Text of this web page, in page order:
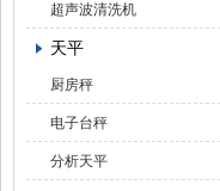
超声波清洗机
天平
厨房秤
电子台秤
分析天平